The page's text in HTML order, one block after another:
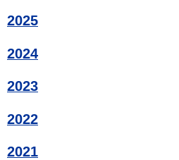
2025
2024
2023
2022
2021